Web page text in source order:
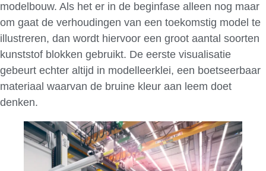
modelbouw. Als het er in de beginfase alleen nog maar
om gaat de verhoudingen van een toekomstig model te
illustreren, dan wordt hiervoor een groot aantal soorten
kunststof blokken gebruikt. De eerste visualisatie
gebeurt echter altijd in modelleerklei, een boetseerbaar
materiaal waarvan de bruine kleur aan leem doet
denken.